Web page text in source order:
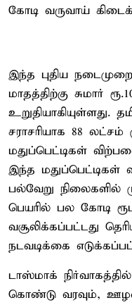
கோடி வருவாய்
இந்த புதிய
மாதத்திற்கு சுமார்
உறுதியாகியுள்ளது.
சராசரியாக 88
மதுப்பெட்டிகள்
இந்த மதுப்பெட்டிகள்
பல்வேறு
பெயரில் பல கோடி
வசூலிக்கப்பட்டது
நடவடிக்கை
டாஸ்மாக்
கொண்டு வரவும்,